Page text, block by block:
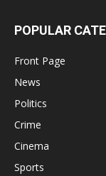
POPULAR
Front Page
News
Politics
Crime
Cinema
Sports